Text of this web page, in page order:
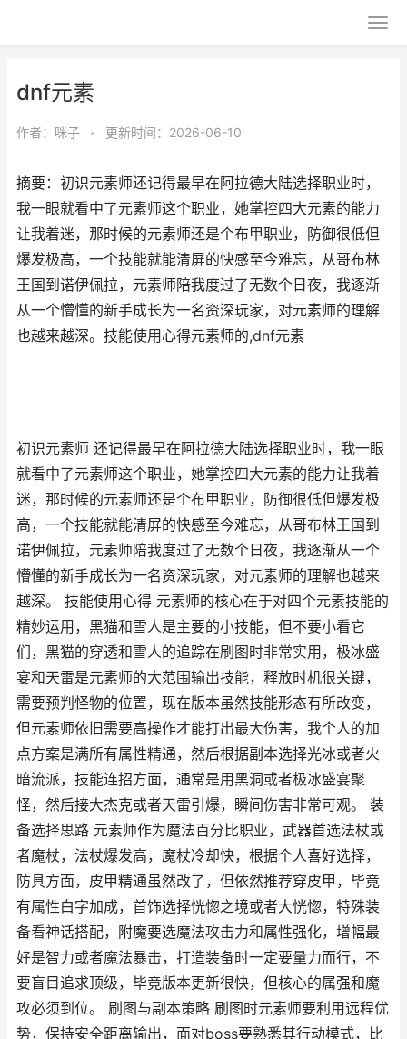
dnf元素
作者： 咪子 • 更新时间：2026-06-10
摘要：初识元素师还记得最早在阿拉德大陆选择职业时，
我一眼就看中了元素师这个职业，她掌控四大元素的能力
让我着迷，那时候的元素师还是个布甲职业，防御很低但
爆发极高，一个技能就能清屏的快感至今难忘，从哥布林
王国到诺伊佩拉，元素师陪我度过了无数个日夜，我逐渐
从一个懵懂的新手成长为一名资深玩家，对元素师的理解
也越来越深。技能使用心得元素师的,dnf元素
初识元素师 还记得最早在阿拉德大陆选择职业时，我一眼
就看中了元素师这个职业，她掌控四大元素的能力让我着
迷，那时候的元素师还是个布甲职业，防御很低但爆发极
高，一个技能就能清屏的快感至今难忘，从哥布林王国到
诺伊佩拉，元素师陪我度过了无数个日夜，我逐渐从一个
懵懂的新手成长为一名资深玩家，对元素师的理解也越来
越深。 技能使用心得 元素师的核心在于对四个元素技能的
精妙运用，黑猫和雪人是主要的小技能，但不要小看它
们，黑猫的穿透和雪人的追踪在刷图时非常实用，极冰盛
宴和天雷是元素师的大范围输出技能，释放时机很关键，
需要预判怪物的位置，现在版本虽然技能形态有所改变，
但元素师依旧需要高操作才能打出最大伤害，我个人的加
点方案是满所有属性精通，然后根据副本选择光冰或者火
暗流派，技能连招方面，通常是用黑洞或者极冰盛宴聚
怪，然后接大杰克或者天雷引爆，瞬间伤害非常可观。 装
备选择思路 元素师作为魔法百分比职业，武器首选法杖或
者魔杖，法杖爆发高，魔杖冷却快，根据个人喜好选择，
防具方面，皮甲精通虽然改了，但依然推荐穿皮甲，毕竟
有属性白字加成，首饰选择恍惚之境或者大恍惚，特殊装
备看神话搭配，附魔要选魔法攻击力和属性强化，增幅最
好是智力或者魔法暴击，打造装备时一定要量力而行，不
要盲目追求顶级，毕竟版本更新很快，但核心的属强和魔
攻必须到位。 刷图与副本策略 刷图时元素师要利用远程优
势，保持安全距离输出，面对boss要熟悉其行动模式，比